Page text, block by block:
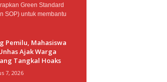
Green Standard
SOP) untuk membantu
Pemilu, Mahasiswa
Ajak Warga
Tangkal Hoaks
7, 2026